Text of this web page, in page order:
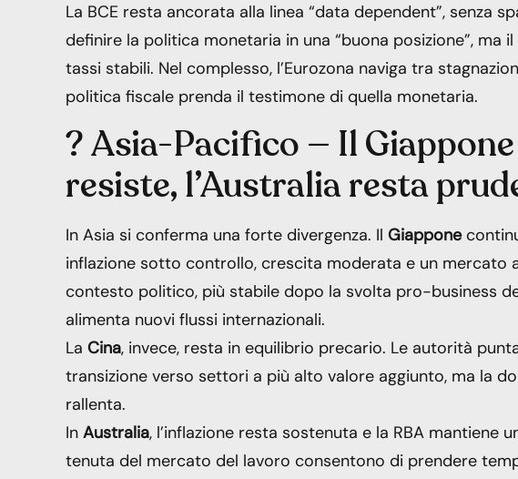
La BCE resta ancorata alla linea “data dependent”, senza
definire la politica monetaria in una “buona posizione”,
tassi stabili. Nel complesso, l’Eurozona naviga tra
politica fiscale prenda il testimone di quella monetaria.
? Asia-Pacifico — Il
resiste, l’Australia resta
In Asia si conferma una forte divergenza. Il Giappone
inflazione sotto controllo, crescita moderata e un mercato
contesto politico, più stabile dopo la svolta pro-business
alimenta nuovi flussi internazionali.
La Cina, invece, resta in equilibrio precario. Le autorità
transizione verso settori a più alto valore aggiunto, ma la
rallenta.
In Australia, l’inflazione resta sostenuta e la RBA
tenuta del mercato del lavoro consentono di prendere